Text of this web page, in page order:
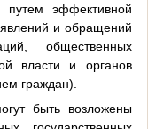
путем эффективной
и обращений
общественных
власти и органов
граждан).
быть возложены